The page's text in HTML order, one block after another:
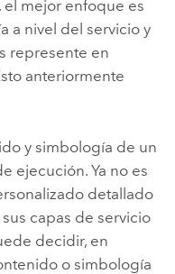
el mejor enfoque es
a nivel del servicio y
represente en
anteriormente
y simbología de un
ejecución. Ya no es
detallado
capas de servicio
decidir, en
o simbología